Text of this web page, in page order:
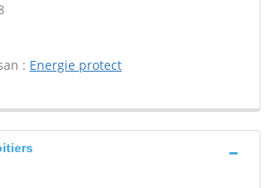
: Energie protect